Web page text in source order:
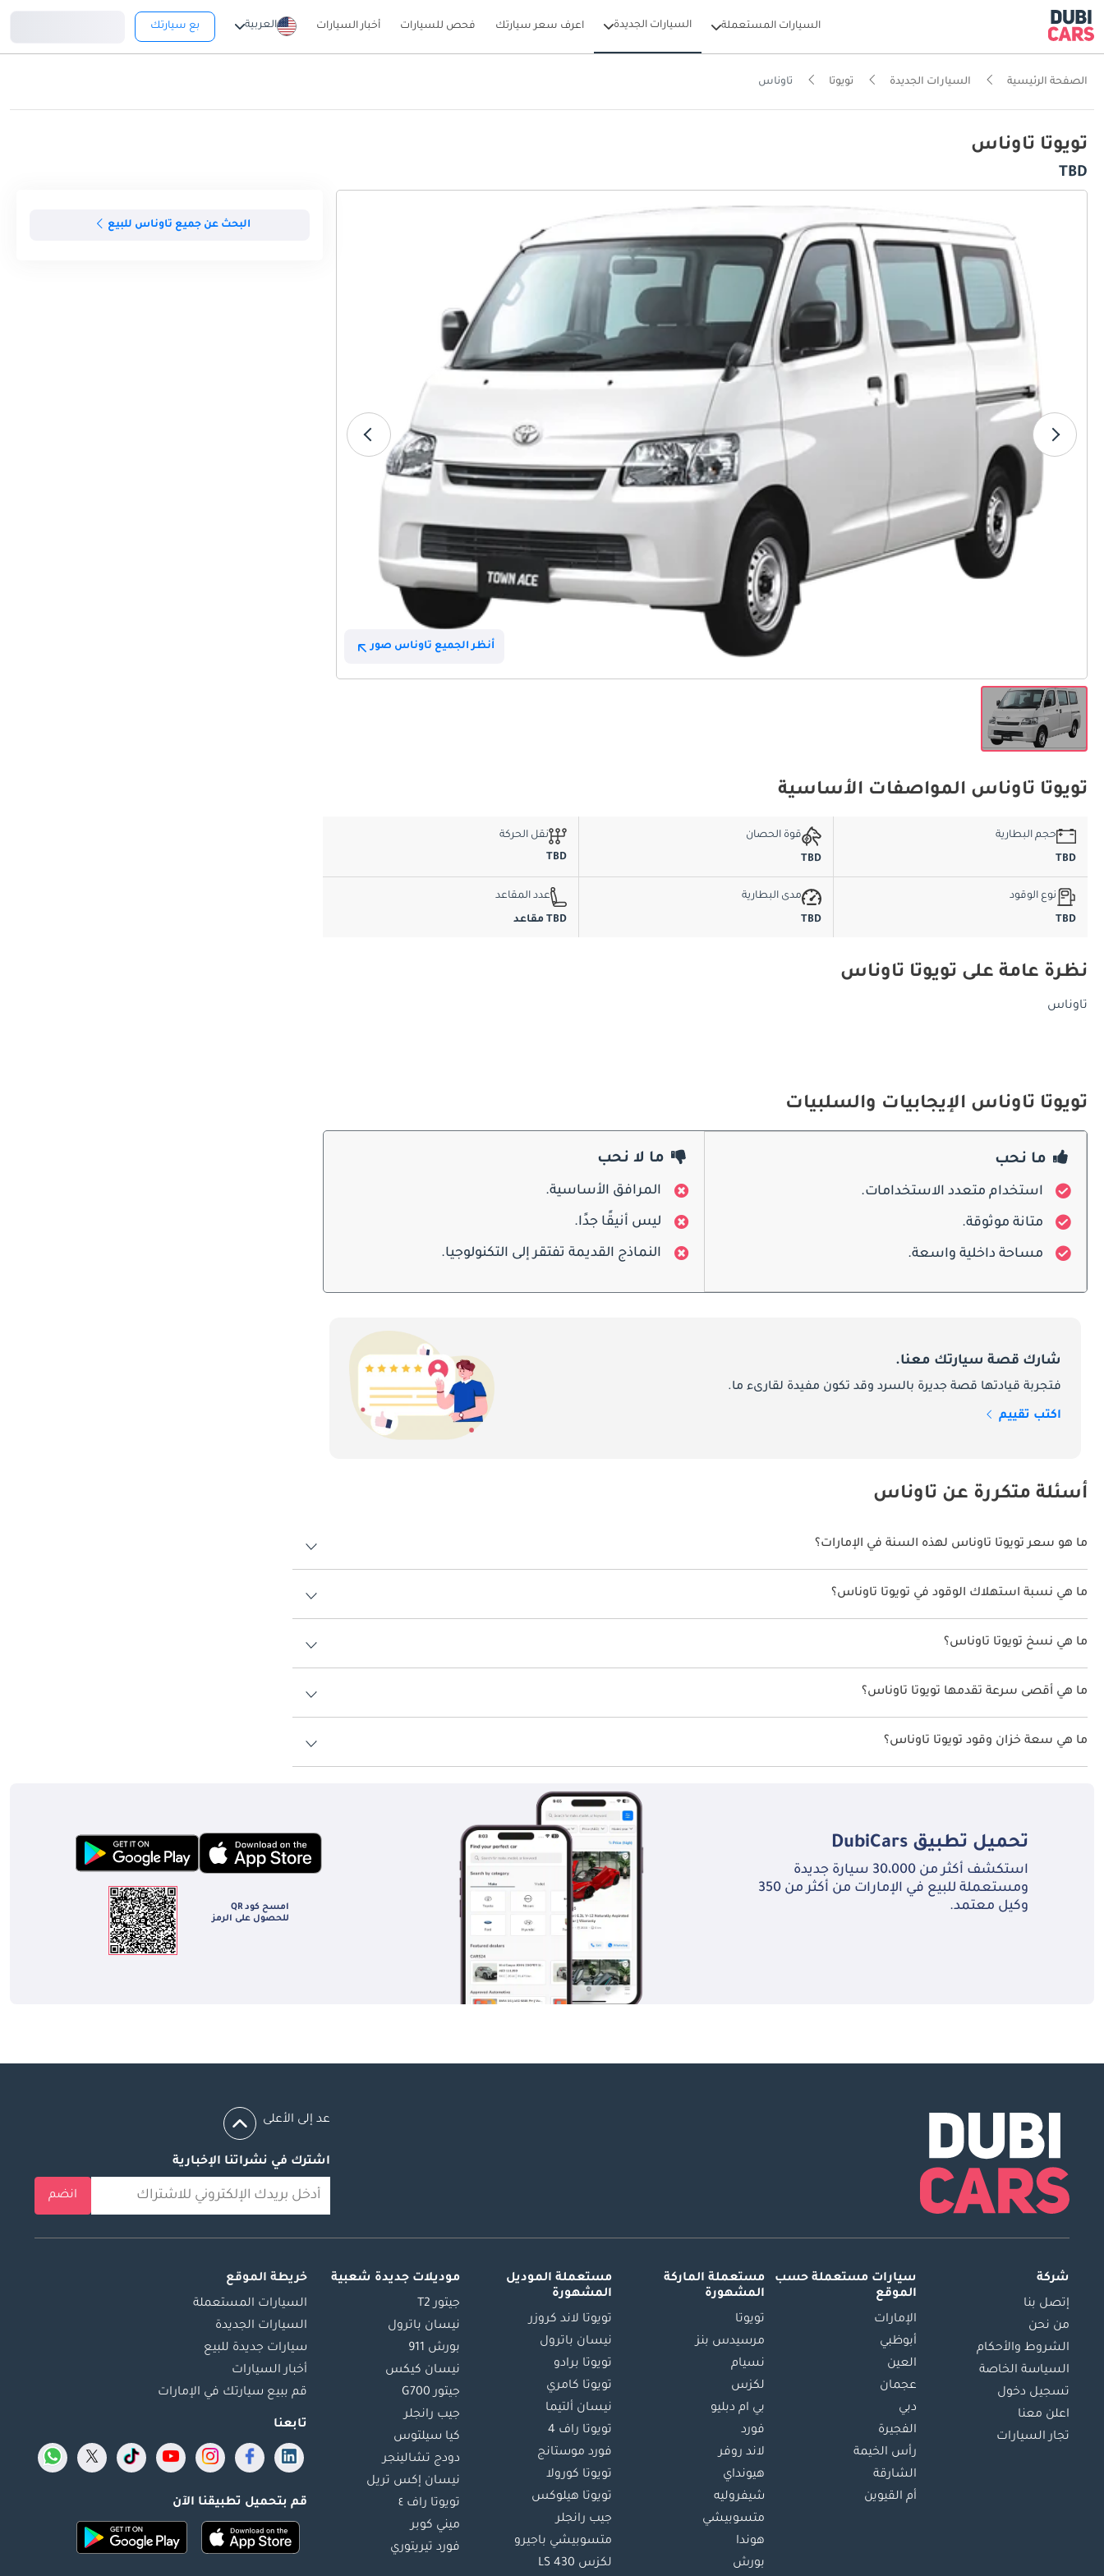
السيارات المستعملة السيارات الجديدة اعرف سعر سيارتك فحص للسيارات أخبار السيارات العربية بع سيارتك
الصفحة الرئيسية السيارات الجديدة تويوتا تاوناس
تويوتا تاوناس
TBD
أنظر الجميع تاوناس صور
البحث عن جميع تاوناس للبيع
تويوتا تاوناس المواصفات الأساسية
حجم البطارية
TBD
قوة الحصان
TBD
نقل الحركة
TBD
نوع الوقود
TBD
مدى البطارية
TBD
عدد المقاعد
TBD مقاعد
نظرة عامة على تويوتا تاوناس
تاوناس
تويوتا تاوناس الإيجابيات والسلبيات
ما نحب
استخدام متعدد الاستخدامات.
متانة موثوقة.
مساحة داخلية واسعة.
ما لا نحب
المرافق الأساسية.
ليس أنيقًا جدًا.
النماذج القديمة تفتقر إلى التكنولوجيا.
شارك قصة سيارتك معنا.
فتجربة قيادتها قصة جديرة بالسرد وقد تكون مفيدة لقارىء ما.
اكتب تقييم
أسئلة متكررة عن تاوناس
ما هو سعر تويوتا تاوناس لهذه السنة في الإمارات؟
تويوتا تاوناس لهذه السنة في الإمارات هو TBD.
ما هي نسبة استهلاك الوقود في تويوتا تاوناس؟
اقترحت الشركة المصنعة أن تكون نسبة توفير استهلاك الوقود لسيارة تويوتا تاوناس هو TBD.
ما هي نسخ تويوتا تاوناس؟
نسخ تويوتا تاوناس هي .
ما هي أقصى سرعة تقدمها تويوتا تاوناس؟
السرعة القصوى تويوتا تاوناس هي TBD.
ما هي سعة خزان وقود تويوتا تاوناس؟
تبلغ سعة خزان الوقود في تويوتا تاوناس TBD.
تحميل تطبيق DubiCars
استكشف أكثر من 30،000 سيارة جديدة
ومستعملة للبيع في الإمارات من أكثر من 350
وكيل معتمد.
امسح كود QR
للحصول على الرمز
عد إلى الأعلى
اشترك في نشراتنا الإخبارية
انضم
شركة
إتصل بنا
من نحن
الشروط والأحكام
السياسة الخاصة
تسجيل دخول
اعلن معنا
تجار السيارات
سيارات مستعملة حسب
الموقع
الإمارات
أبوظبي
العين
عجمان
دبي
الفجيرة
رأس الخيمة
الشارقة
أم القيوين
مستعملة الماركة
المشهورة
تويوتا
مرسيدس بنز
نسيام
لكزس
بي ام دبليو
فورد
لاند روفر
هيونداي
شيفروليه
متسوبيشي
هوندا
بورش
مستعملة الموديل
المشهورة
تويوتا لاند كروزر
نيسان باترول
تويوتا برادو
تويوتا كامري
نيسان ألتيما
تويوتا راف 4
فورد موستانج
تويوتا كورولا
تويوتا هيلوكس
جيب رانجلر
متسوبيشي باجيرو
لكزس LS 430
موديلات جديدة شعبية
جيتور T2
نيسان باترول
بورش 911
نيسان كيكس
جيتور G700
جيب رانجلر
كيا سيلتوس
دودج تشالينجر
نيسان إكس تريل
تويوتا راف ٤
ميني كوبر
فورد تيريتوري
خريطة الموقع
السيارات المستعملة
السيارات الجديدة
سيارات جديدة للبيع
أخبار السيارات
قم ببيع سيارتك في الإمارات
تابعنا
قم بتحميل تطبيقنا الآن